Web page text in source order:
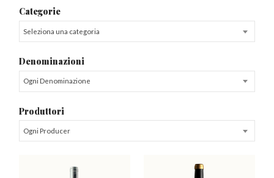
Categorie
Seleziona una categoria
Denominazioni
Ogni Denominazione
Produttori
Ogni Producer